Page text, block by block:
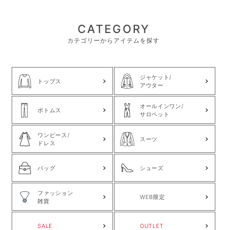
CATEGORY
カテゴリーからアイテムを探す
トップス
ジャケット/
アウター
ボトムス
オールインワン/
サロペット
ワンピース/
ドレス
スーツ
バッグ シューズ
ファッション
雑貨
WEB限定
SALE OUTLET